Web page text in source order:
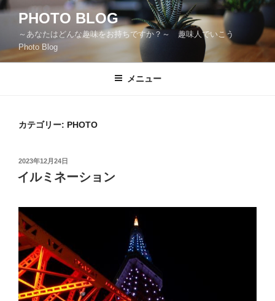
コ
ン
ツ
PHOTO BLOG
～あなたはどんな趣味をお持ちですか？～ 趣味人でいこう
Photo Blog
メニュー
カテゴリー: PHOTO
投
日:
2023年12月24日
イルミネーション